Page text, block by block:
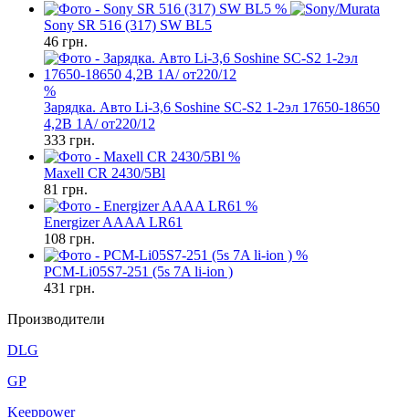
%
Sony SR 516 (317) SW BL5
46 грн.
%
Зарядка. Авто Li-3,6 Soshine SC-S2 1-2эл 17650-18650
4,2В 1А/ от220/12
333 грн.
%
Maxell CR 2430/5Bl
81 грн.
%
Energizer AAAA LR61
108 грн.
%
PCM-Li05S7-251 (5s 7A li-ion )
431 грн.
Производители
DLG
GP
Keeppower